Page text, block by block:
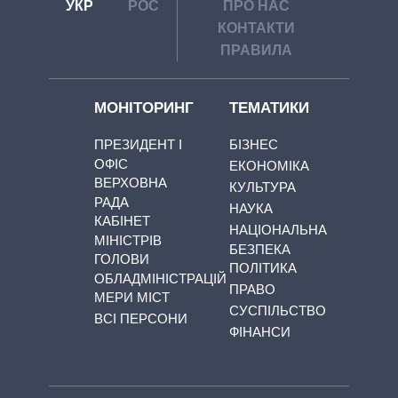
УКР РОС
ПРО НАС
КОНТАКТИ
ПРАВИЛА
МОНІТОРИНГ
ПРЕЗИДЕНТ І
ОФІС
ВЕРХОВНА
РАДА
КАБІНЕТ
МІНІСТРІВ
ГОЛОВИ
ОБЛАДМІНІСТРАЦІЙ
МЕРИ МІСТ
ВСІ ПЕРСОНИ
ТЕМАТИКИ
БІЗНЕС
ЕКОНОМІКА
КУЛЬТУРА
НАУКА
НАЦІОНАЛЬНА
БЕЗПЕКА
ПОЛІТИКА
ПРАВО
СУСПІЛЬСТВО
ФІНАНСИ